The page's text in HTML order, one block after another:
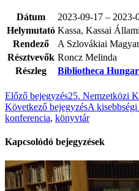
Dátum
2023-09-17 – 2023-
Helymutató Kassa, Kassai
Rendező
A Szlovákiai
Résztvevők Roncz Melinda
Részleg
Bibliotheca
Előző bejegyzés25. Nemzetközi
Következő bejegyzésA
konferencia, könyvtár
Kapcsolódó bejegyzések